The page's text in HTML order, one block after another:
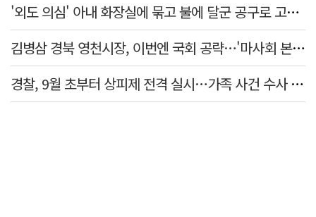
'외도 의심' 아내 화장실에 묶고 불에 달군 공구로 고문…남편 검거
김병삼 경북 영천시장, 이번엔 국회 공략…'마사회 본사 이전·광역교통망 확충' 요청
경찰, 9월 초부터 상피제 전격 실시…가족 사건 수사 못해